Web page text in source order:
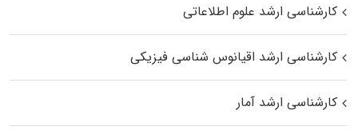
کارشناسی ارشد علوم اطلاعاتی
کارشناسی ارشد اقیانوس‌ شناسی فیزیکی
کارشناسی ارشد آمار